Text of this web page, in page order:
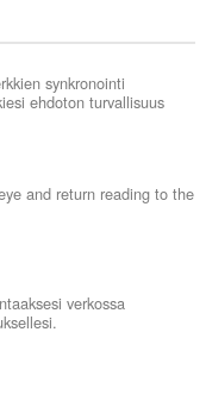
synkronointi
ehdoton turvallisuus
and return reading to the
verkossa